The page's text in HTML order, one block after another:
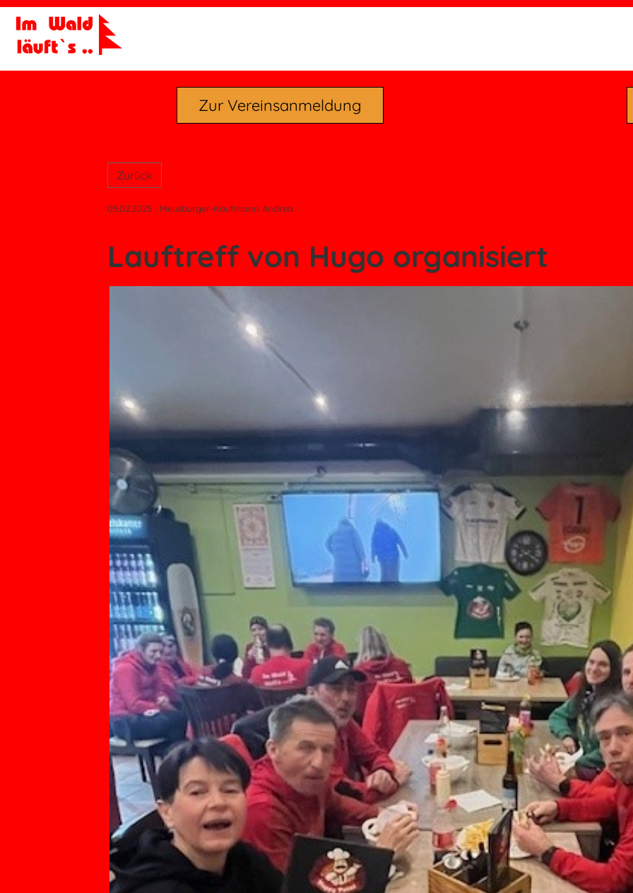
Zur Vereinsanmeldung
Zurück
05.02.2025 , Meusburger-Kaufmann Andrea
Lauftreff von Hugo organisiert